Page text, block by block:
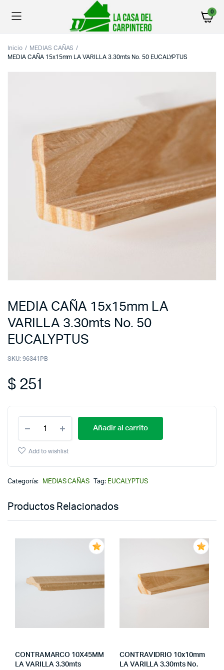
0
Inicio
MEDIAS CAÑAS
MEDIA CAÑA 15x15mm LA VARILLA 3.30mts No. 50 EUCALYPTUS
MEDIA CAÑA 15x15mm LA
VARILLA 3.30mts No. 50
EUCALYPTUS
SKU: 96341PB
$251
Añadir al carrito
Add to wishlist
Categoría: MEDIAS CAÑAS Tag: EUCALYPTUS
Productos Relacionados
CONTRAMARCO 10X45MM
LA VARILLA 3.30mts
CONTRAVIDRIO 10x10mm
LA VARILLA 3.30mts No.